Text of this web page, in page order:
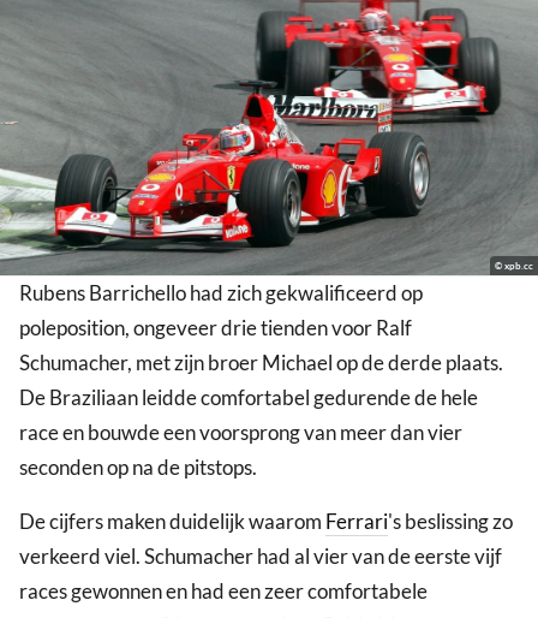
© xpb.cc
Rubens Barrichello had zich gekwalificeerd op
poleposition, ongeveer drie tienden voor Ralf
Schumacher, met zijn broer Michael op de derde plaats.
De Braziliaan leidde comfortabel gedurende de hele
race en bouwde een voorsprong van meer dan vier
seconden op na de pitstops.
De cijfers maken duidelijk waarom Ferrari's beslissing zo
verkeerd viel. Schumacher had al vier van de eerste vijf
races gewonnen en had een zeer comfortabele